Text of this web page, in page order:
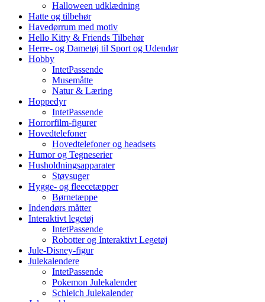
Halloween udklædning
Hatte og tilbehør
Havedørrum med motiv
Hello Kitty & Friends Tilbehør
Herre- og Dametøj til Sport og Udendør
Hobby
IntetPassende
Musemåtte
Natur & Læring
Hoppedyr
IntetPassende
Horrorfilm-figurer
Hovedtelefoner
Hovedtelefoner og headsets
Humor og Tegneserier
Husholdningsapparater
Støvsuger
Hygge- og fleecetæpper
Børnetæppe
Indendørs måtter
Interaktivt legetøj
IntetPassende
Robotter og Interaktivt Legetøj
Jule-Disney-figur
Julekalendere
IntetPassende
Pokemon Julekalender
Schleich Julekalender